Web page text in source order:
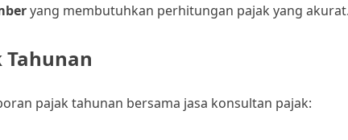
yang membutuhkan perhitungan pajak yang
Tahunan
pajak tahunan bersama jasa konsultan pajak: